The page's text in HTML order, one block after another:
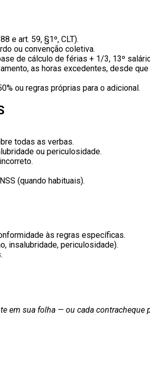
e art. 59, §1º, CLT).
ou convenção coletiva.
de cálculo de férias + 1/3, 13º
as horas excedentes, desde
ou regras próprias para o adicional.
todas as verbas.
ou periculosidade.
(quando habituais).
às regras específicas.
insalubridade, periculosidade).
em sua folha — ou cada